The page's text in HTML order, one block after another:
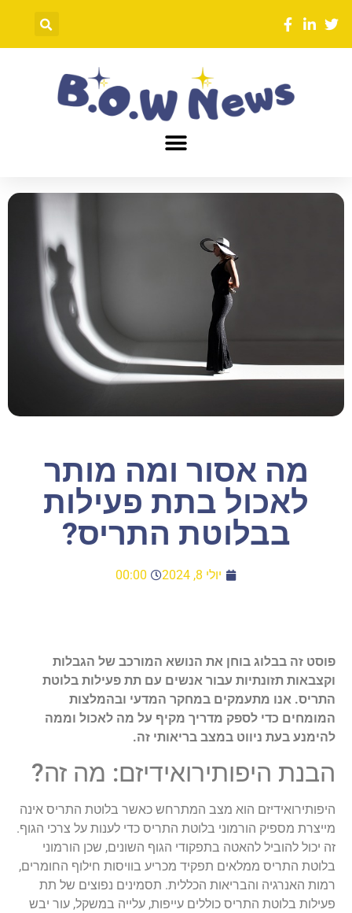
מה אסור ומה מותר
לאכול בתת פעילות
בבלוטת התריס?
יולי 8, 2024 00:00
פוסט זה בבלוג בוחן את הנושא המורכב של הגבלות
וקצבאות תזונתיות עבור אנשים עם תת פעילות בלוטת
התריס. אנו מתעמקים במחקר המדעי ובהמלצות
המומחים כדי לספק מדריך מקיף על מה לאכול וממה
להימנע בעת ניווט במצב בריאותי זה.
הבנת היפותירואידיזם: מה זה?
היפותירואידיזם הוא מצב המתרחש כאשר בלוטת התריס אינה
מייצרת מספיק הורמוני בלוטת התריס כדי לענות על צרכי הגוף.
זה יכול להוביל להאטה בתפקודי הגוף השונים, שכן הורמוני
בלוטת התריס ממלאים תפקיד מכריע בוויסות חילוף החומרים,
רמות האנרגיה והבריאות הכללית. תסמינים נפוצים של תת
פעילות בלוטת התריס כוללים עייפות, עלייה במשקל, עור יבש